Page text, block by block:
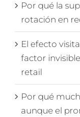
Por qué la
rotación en
El efecto
factor
retail
Por qué
aunque el